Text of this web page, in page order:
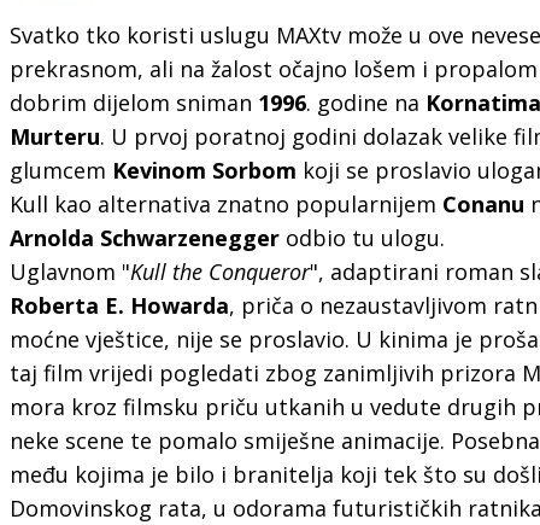
Svatko tko koristi uslugu MAXtv može u ove
prekrasnom, ali na žalost očajno lošem i
dobrim dijelom sniman 1996. godine na Kornatima
Murteru. U prvoj poratnoj godini dolazak velike
glumcem Kevinom Sorbom koji se proslavio
Kull kao alternativa znatno popularnijem Conanu
Arnolda Schwarzeneggerodbio tu ulogu.
Uglavnom "Kull the Conqueror", adaptirani roman
Roberta E. Howarda, priča o nezaustavljivom
moćne vještice, nije se proslavio. U kinima je
taj film vrijedi pogledati zbog zanimljivih prizora
mora kroz filmsku priču utkanih u vedute drugih
neke scene te pomalo smiješne animacije.
među kojima je bilo i branitelja koji tek što su
Domovinskog rata, u odorama futurističkih